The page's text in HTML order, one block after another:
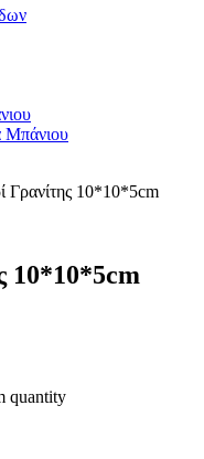
Μπάνιου
Γρανίτης 10*10*5cm
10*10*5cm
quantity